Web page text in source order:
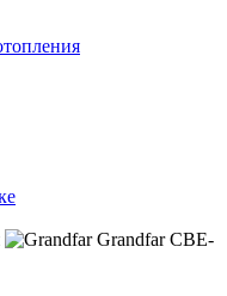
Grandfar CBE-